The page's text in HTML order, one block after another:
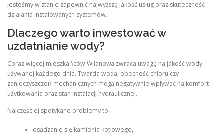
jesteśmy w stanie zapewnić najwyższą jakość usług oraz skuteczność
działania instalowanych systemów.
Dlaczego warto inwestować w
uzdatnianie wody?
Coraz więcej mieszkańców Wilanowa zwraca uwagę na jakość wody
używanej każdego dnia. Twarda woda, obecność chloru czy
zanieczyszczeń mechanicznych mogą negatywnie wpływać na komfort
użytkowania oraz stan instalacji hydraulicznej.
Najczęściej spotykane problemy to:
osadzanie się kamienia kotłowego,